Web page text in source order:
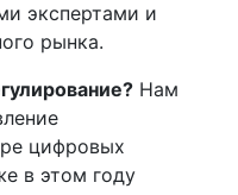
экспертами и
рынка.
Нам
цифровых
в этом году